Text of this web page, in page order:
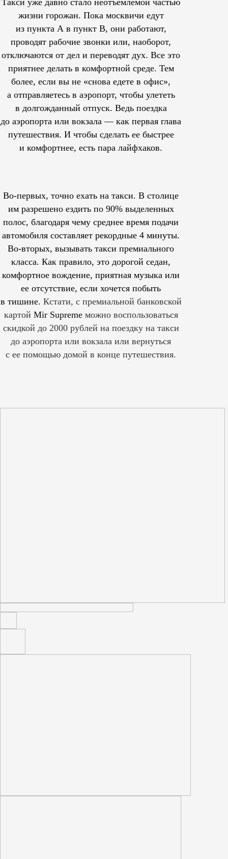
жизни горожан. Пока москвичи едут
из пункта А в пункт В, они работают,
проводят рабочие звонки или, наоборот,
отключаются от дел и переводят дух. Все это
приятнее делать в комфортной среде. Тем
более, если вы не «снова едете в офис»,
а отправляетесь в аэропорт, чтобы улететь
в долгожданный отпуск. Ведь поездка
до аэропорта или вокзала — как первая глава
путешествия. И чтобы сделать ее быстрее
и комфортнее, есть пара лайфхаков.
Во-первых, точно ехать на такси. В столице
им разрешеноездить по 90% выделенных
полос, благодаря чему среднее время подачи
автомобиля составляет рекордные 4 минуты.
Во-вторых, вызывать такси премиального
класса. Как правило, это дорогой седан,
комфортное вождение, приятная музыка или
ее отсутствие, если хочется побыть
в тишине. Кстати, с премиальной банковской
картой Mir Supreme можно воспользоваться
скидкой до 2000 рублей на поездку на такси
до аэропорта или вокзала или вернуться
с ее помощью домой в конце путешествия.